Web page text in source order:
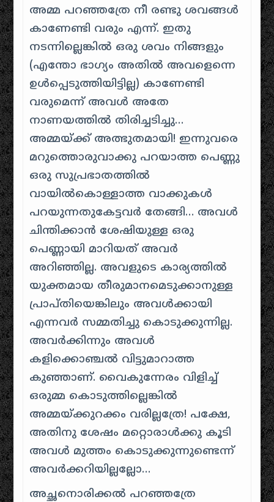
അമ്മ പറഞ്ഞത്രേ നീ രണ്ടു ശവങ്ങള്‍
കാണേണ്ടി വരും എന്ന്. ഇതു
നടന്നില്ലെങ്കില്‍ ഒരു ശവം നിങ്ങളും
(എന്തോ ഭാഗ്യം അതില്‍ അവളെന്നെ
ഉള്‍പ്പെടുത്തിയിട്ടില്ല) കാണേണ്ടി
വരുമെന്ന് അവള്‍ അതേ
നാണയത്തില്‍ തിരിച്ചടിച്ചു…
അമ്മയ്‌ക്ക് അത്ഭുതമായി! ഇന്നുവരെ
മറുത്തൊരുവാക്കു പറയാത്ത പെണ്ണു
ഒരു സുപ്രഭാതത്തില്‍
വായില്‍കൊള്ളാത്ത വാക്കുകള്‍
പറയുന്നതുകേട്ടവര്‍ തേങ്ങി… അവള്‍
ചിന്തിക്കാന്‍ ശേഷിയുള്ള ഒരു
പെണ്ണായി മാറിയത് അവര്‍
അറിഞ്ഞില്ല. അവളുടെ കാര്യത്തില്‍
യുക്തമായ തീരുമാനമെടുക്കാനുള്ള
പ്രാപ്തിയെങ്കിലും അവള്‍ക്കായി
എന്നവര്‍ സമ്മതിച്ചു കൊടുക്കുന്നില്ല.
അവര്‍ക്കിന്നും അവള്‍
കളിക്കൊഞ്ചല്‍ വിട്ടുമാറാത്ത
കുഞ്ഞാണ്‌. വൈകുന്നേരം വിളിച്ച്
ഒരുമ്മ കൊടുത്തില്ലെങ്കില്‍
അമ്മയ്ക്കുറക്കം വരില്ലത്രേ! പക്ഷേ,
അതിനു ശേഷം മറ്റൊരാള്‍ക്കു കൂടി
അവള്‍ മുത്തം കൊടുക്കുന്നുണ്ടെന്ന്
അവര്‍ക്കറിയില്ലല്ലോ…
അച്ഛനൊരിക്കല്‍ പറഞ്ഞത്രേ